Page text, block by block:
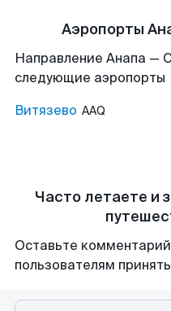
Аэропорты
Направление Анапа —
следующие аэропорты
Витязево AAQ
Часто летаете и
Оставьте
пользователям